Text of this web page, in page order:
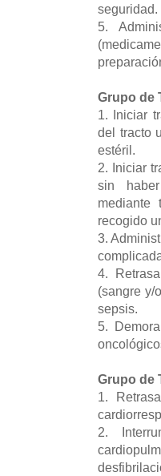
seguridad.
5.
Grupo de
1. Iniciar
del tracto
estéril.
2. Iniciar
sin
mediante
recogido
3.
4.
(sangre y/
sepsis.
5.
Grupo de
1.
2.